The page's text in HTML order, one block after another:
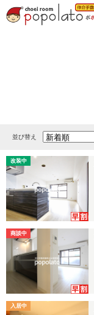
並び替え
改装中
商談中
入居中